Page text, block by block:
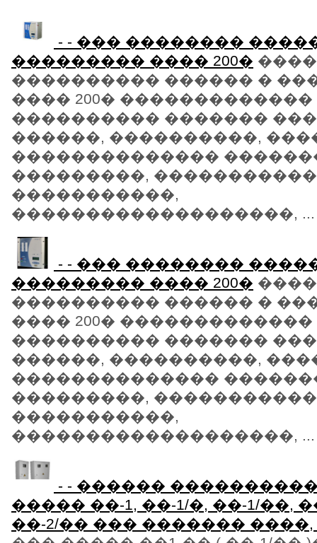
- - ��� ��������
��������� ���� 200�
���������� ������ �
���� 200�
���������� �������
������, ����������,
��������������
���������,
�����������,
�������������������, ...
- - ��� ��������
��������� ���� 200�
���������� ������ �
���� 200�
���������� �������
������, ����������,
��������������
���������,
�����������,
�������������������, ...
- - ������
����� ��-1, ��-1/�, ��-1/��,
��-2/�� ��� �������